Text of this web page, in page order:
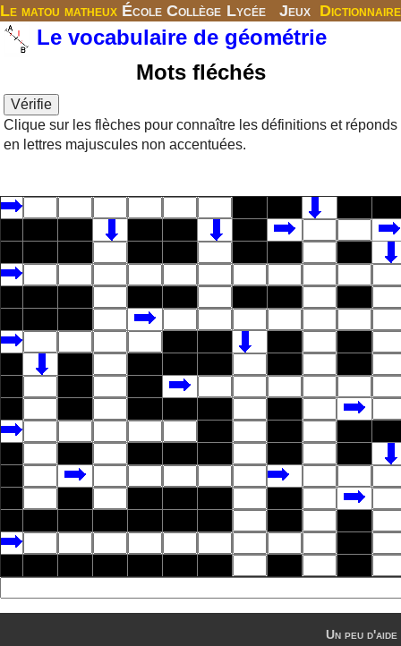
Le matou matheux École Collège Lycée Jeux Dictionnaire
Le vocabulaire de géométrie
Mots fléchés
Clique sur les flèches pour connaître les définitions et réponds
en lettres majuscules non accentuées.
Un peu d'aide